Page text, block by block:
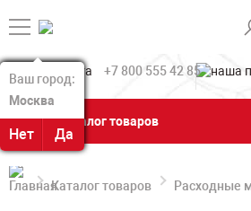
Ваш город:
Москва
Нет Да
Ваш город:
Москва
Нет Да
+7 800 555 42 85
Каталог товаров
Каталог товаров Расходные